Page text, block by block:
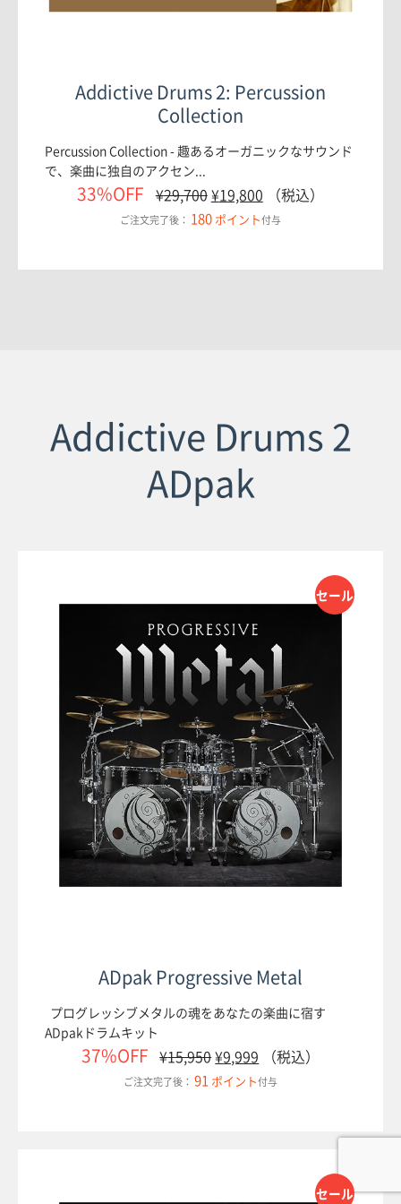
Addictive Drums 2: Percussion
Collection
Percussion Collection - 趣あるオーガニックなサウンド
で、楽曲に独自のアクセン...
33%OFF ¥29,700¥19,800 （税込）
ご注文完了後： 180 ポイント付与
Addictive Drums 2
ADpak
セール
ADpak Progressive Metal
プログレッシブメタルの魂をあなたの楽曲に宿す
ADpakドラムキット
37%OFF ¥15,950¥9,999 （税込）
ご注文完了後： 91 ポイント付与
セール